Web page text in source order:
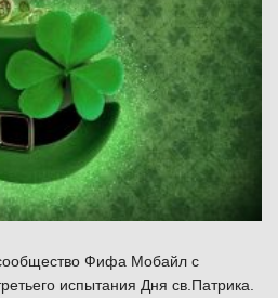
Фифа Мобайл с
испытания Дня св.Патрика.